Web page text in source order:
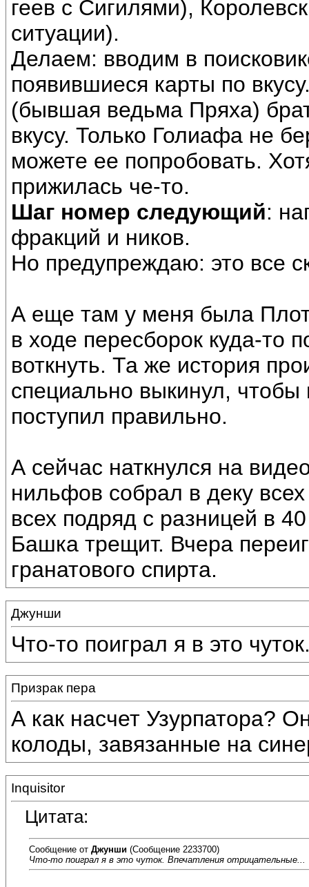
геев с Сигилями),
ситуации).
Делаем: вводим в
появившиеся карты по
(бывшая ведьма Пряха)
вкусу. Только Голиафа не
можете ее попробовать.
прижилась че-то.
Шаг номер следующий:
фракций и ников.
Но предупреждаю: это все
А еще там у меня была
в ходе пересборок куда-то
воткнуть. Та же история
специально выкинул,
поступил правильно.
А сейчас наткнулся на
нильфов собрал в деку
всех подряд с разницей в
Башка трещит. Вчера
гранатового спирта.
Джунши
Что-то поиграл я в это
Призрак пера
А как насчет Узурпатора?
колоды, завязанные на
Inquisitor
Цитата:
Сообщение от Джунши (Сообщение 2233700)
Что-то поиграл я в это чуток. Впечатления отрицательные...